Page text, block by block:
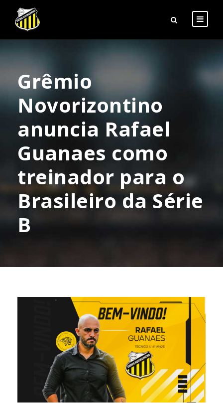
Grêmio
Novorizontino
anuncia Rafael
Guanaes como
treinador para o
Brasileiro da Série
B